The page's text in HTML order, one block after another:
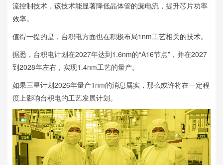
流控制技术，该技术能显著降低晶体管的漏电流，提升芯片功率
效率。
值得一提的是，台积电方面也在积极布局1nm工艺相关的技术。
据悉，台积电计划在2027年达到1.6nm的“A16节点”，并在2027
到2028年左右，实现1.4nm工艺的量产。
如果三星计划2026年量产1nm的消息属实，那么或许将在一定程
度上影响台积电的工艺发展计划。